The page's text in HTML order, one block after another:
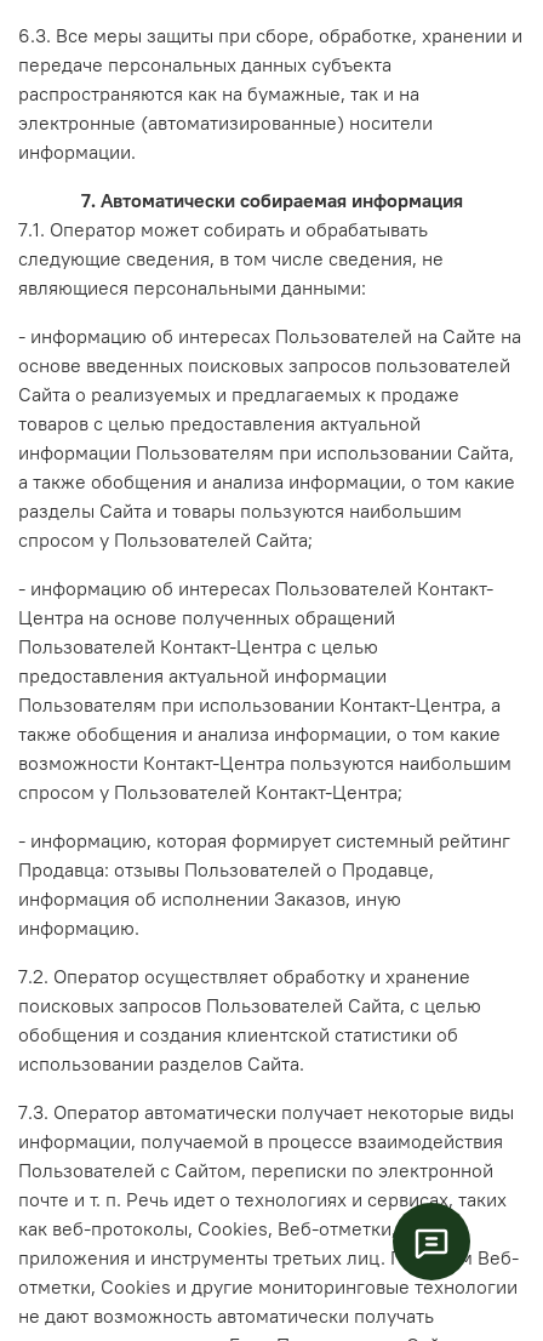
6.3. Все меры защиты при сборе, обработке, хранении и
передаче персональных данных субъекта
распространяются как на бумажные, так и на
электронные (автоматизированные) носители
информации.
7. Автоматически собираемая информация
7.1. Оператор может собирать и обрабатывать
следующие сведения, в том числе сведения, не
являющиеся персональными данными:
- информацию об интересах Пользователей на Сайте на
основе введенных поисковых запросов пользователей
Сайта о реализуемых и предлагаемых к продаже
товаров с целью предоставления актуальной
информации Пользователям при использовании Сайта,
а также обобщения и анализа информации, о том какие
разделы Сайта и товары пользуются наибольшим
спросом у Пользователей Сайта;
- информацию об интересах Пользователей Контакт-
Центра на основе полученных обращений
Пользователей Контакт-Центра с целью
предоставления актуальной информации
Пользователям при использовании Контакт-Центра, а
также обобщения и анализа информации, о том какие
возможности Контакт-Центра пользуются наибольшим
спросом у Пользователей Контакт-Центра;
- информацию, которая формирует системный рейтинг
Продавца: отзывы Пользователей о Продавце,
информация об исполнении Заказов, иную
информацию.
7.2. Оператор осуществляет обработку и хранение
поисковых запросов Пользователей Сайта, с целью
обобщения и создания клиентской статистики об
использовании разделов Сайта.
7.3. Оператор автоматически получает некоторые виды
информации, получаемой в процессе взаимодействия
Пользователей с Cайтом, переписки по электронной
почте и т. п. Речь идет о технологиях и сервисах, таких
как веб-протоколы, Cookies, Веб-отметки, а также
приложения и инструменты третьих лиц. При этом Веб-
отметки, Cookies и другие мониторинговые технологии
не дают возможность автоматически получать